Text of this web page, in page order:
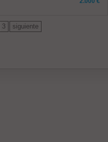
3 siguiente